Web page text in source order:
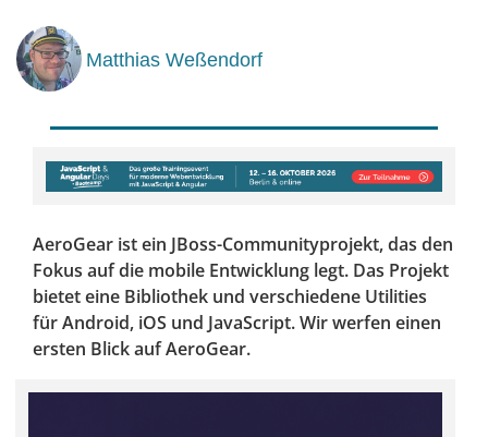
Matthias Weßendorf
AeroGear ist ein JBoss-Communityprojekt, das den
Fokus auf die mobile Entwicklung legt. Das Projekt
bietet eine Bibliothek und verschiedene Utilities
für Android, iOS und JavaScript. Wir werfen einen
ersten Blick auf AeroGear.